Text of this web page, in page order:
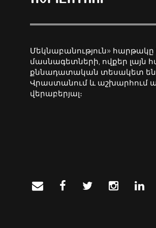
Մեկնաբանություն»
մասնագետների, ովքեր լայն
քննադատական տեսակետ են
Վրաստանում և աշխարհում
վերաբերյալ։